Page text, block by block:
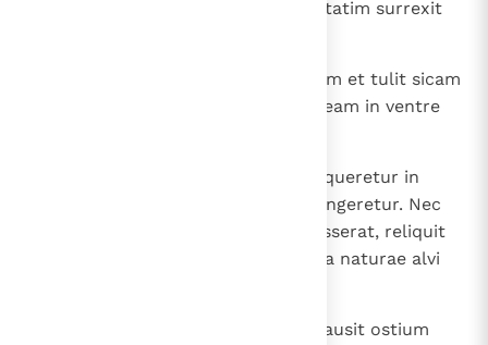
" Verbum Dei habeo ad te ". Qui statim surrexit
Extenditque Aod manum sinistram et tulit sicam
de dextro femore suo infixitque eam in ventre
tam valide, ut capulus ferrum sequeretur in
vulnere ac pinguissimo adipe stringeretur. Nec
eduxit gladium, sed ita, ut percusserat, reliquit
in corpore; statimque per secreta naturae alvi
Aod autem egressus in atrium clausit ostium